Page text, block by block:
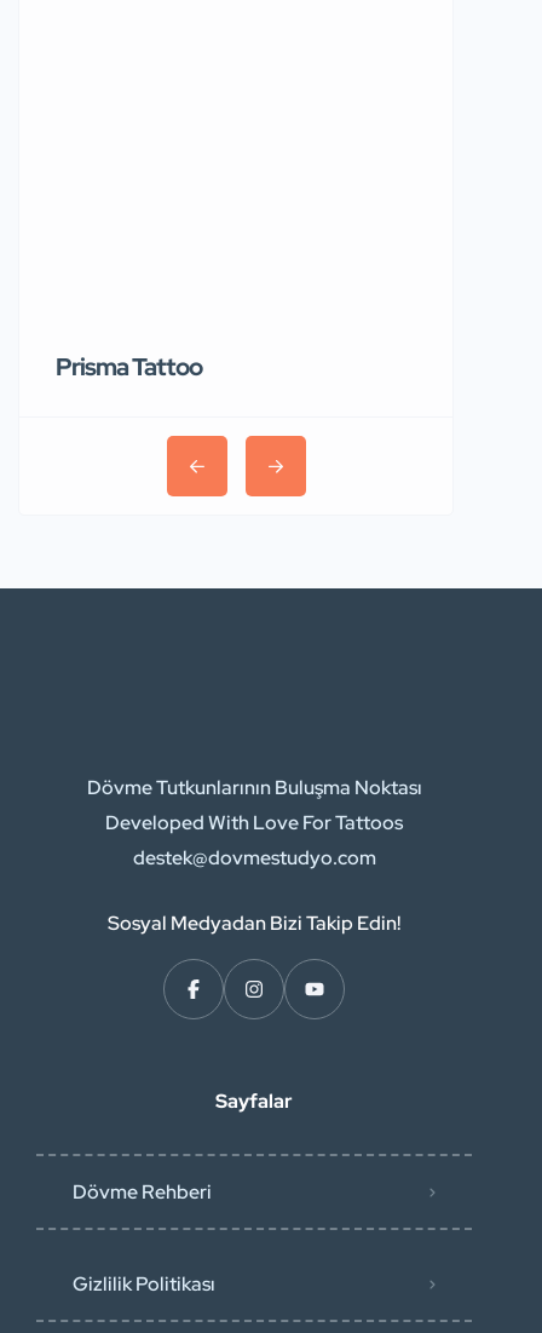
Prisma Tattoo
Dövme Tutkunlarının Buluşma Noktası
Developed With Love For Tattoos
destek@dovmestudyo.com
Sosyal Medyadan Bizi Takip Edin!
Sayfalar
Dövme Rehberi
Gizlilik Politikası